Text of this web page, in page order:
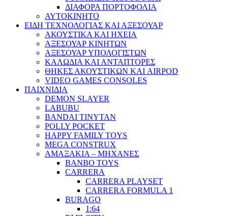
ΔΙΑΦΟΡΑ ΠΟΡΤΟΦΟΛΙΑ
ΑΥΤΟΚΙΝΗΤΟ
ΕΙΔΗ ΤΕΧΝΟΛΟΓΙΑΣ ΚΑΙ ΑΞΕΣΟΥΑΡ
ΑΚΟΥΣΤΙΚΑ ΚΑΙ ΗΧΕΙΑ
ΑΞΕΣΟΥΑΡ ΚΙΝΗΤΩΝ
ΑΞΕΣΟΥΑΡ ΥΠΟΛΟΓΙΣΤΩΝ
ΚΑΛΩΔΙΑ ΚΑΙ ΑΝΤΑΠΤΟΡΕΣ
ΘΗΚΕΣ ΑΚΟΥΣΤΙΚΩΝ ΚΑΙ AIRPOD
VIDEO GAMES CONSOLES
ΠΑΙΧΝΙΔΙΑ
DEMON SLAYER
LABUBU
BANDAI TINYTAN
POLLY POCKET
HAPPY FAMILY TOYS
MEGA CONSTRUX
ΑΜΑΞΑΚΙΑ – ΜΗΧΑΝΕΣ
BANBO TOYS
CARRERA
CARRERA PLAYSET
CARRERA FORMULA 1
BURAGO
1:64